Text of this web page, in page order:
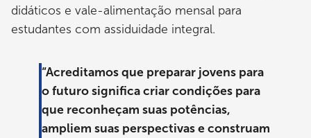
didáticos e vale-alimentação mensal para
estudantes com assiduidade integral.
“Acreditamos que preparar jovens para
o futuro significa criar condições para
que reconheçam suas potências,
ampliem suas perspectivas e construam